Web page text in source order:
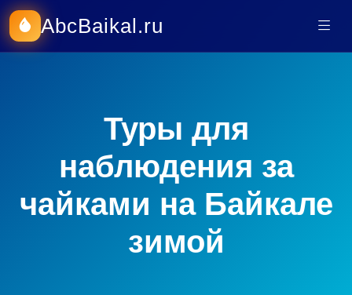
AbcBaikal.ru
Туры для
наблюдения за
чайками на Байкале
зимой